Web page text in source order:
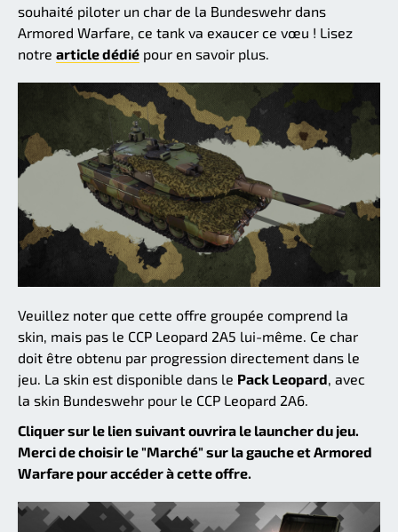
souhaité piloter un char de la Bundeswehr dans
Armored Warfare, ce tank va exaucer ce vœu ! Lisez
notre article dédié pour en savoir plus.
Veuillez noter que cette offre groupée comprend la
skin, mais pas le CCP Leopard 2A5 lui-même. Ce char
doit être obtenu par progression directement dans le
jeu. La skin est disponible dans le Pack Leopard , avec
la skin Bundeswehr pour le CCP Leopard 2A6.
Cliquer sur le lien suivant ouvrira le launcher du jeu.
Merci de choisir le "Marché" sur la gauche et Armored
Warfare pour accéder à cette offre.